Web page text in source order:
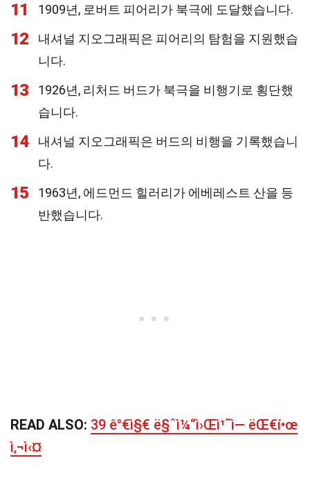
11 1909년, 로버트 피어리가 북극에 도달했습니다.
12
내셔널 지오그래픽은 피어리의 탐험을 지원했습
니다.
13
1926년, 리처드 버드가 북극을 비행기로 횡단했
습니다.
14
내셔널 지오그래픽은 버드의 비행을 기록했습니
다.
15
1963년, 에드먼드 힐러리가 에베레스트 산을 등
반했습니다.
READ ALSO: 39 ê°€ì§€ ë§ˆì¼“ì›Œì¹˜ì— ëŒ€í•œ
ì‚¬ì‹¤